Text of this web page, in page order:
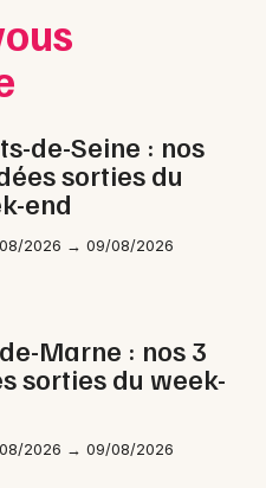
de-Seine : nos
sorties du
end
2026 → 09/08/2026
Marne : nos 3
sorties du week-
2026 → 09/08/2026